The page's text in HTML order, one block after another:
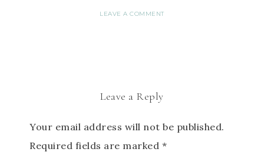
LEAVE A COMMENT
Leave a Reply
Your email address will not be published.
Required fields are marked *